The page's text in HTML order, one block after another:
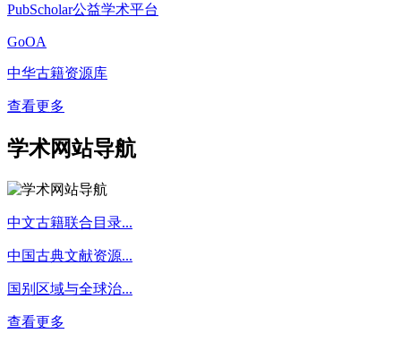
PubScholar公益学术平台
GoOA
中华古籍资源库
查看更多
学术网站导航
中文古籍联合目录...
中国古典文献资源...
国别区域与全球治...
查看更多